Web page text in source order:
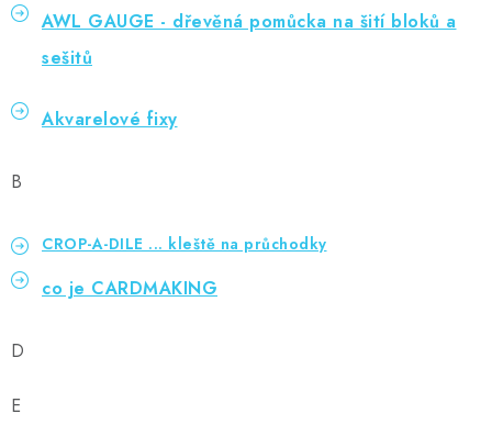
OBLÍBENÉ ♥️
FOTORECENZE
MOJE OBJEDNÁVKA
ZNAČKY
Doprava Kontakty Moje objednávka
Oblíbené ♥️
Hodnocení obchodu
Obchodní podmínky
Jak nakupovat
AWL GAUGE - dřevěná pomůcka na šití bloků a
sešitů
Akvarelové fixy
B
CROP-A-DILE ... kleště na průchodky
co je CARDMAKING
D
E